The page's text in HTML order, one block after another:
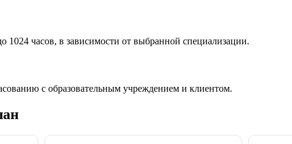
1024 часов, в зависимости от выбранной специализации.
с образовательным учреждением и клиентом.